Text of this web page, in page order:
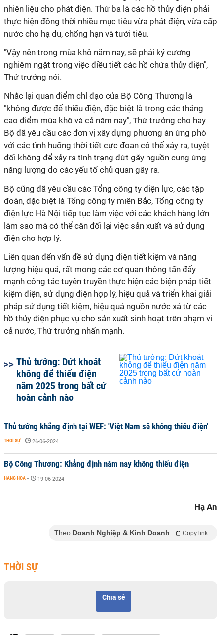
nhiên liệu cho phát điện. Thứ ba là các hồ thủy điện phải
thực hiện đồng thời nhiều mục tiêu vừa phát điện, vừa cấp
nước cho hạ du, chống hạn và tưới tiêu.
"Vậy nên trong mùa khô năm nay, sẽ phải kỷ cương
nghiêm ngặt trong việc điều tiết các hồ chứa thủy điện",
Thứ trưởng nói.
Nhắc lại quan điểm chỉ đạo của Bộ Công Thương là
"không được để thiếu điện, đặc biệt là trong các tháng
cao điểm mùa khô và cả năm nay", Thứ trưởng cho hay
Bộ đã yêu cầu các đơn vị xây dựng phương án ứng phó
với các tình huống thời tiết cực đoan có thể xảy ra, tuyệt
đối không để xảy ra tình trạng đứt gãy nguồn cung ứng
năng lượng do các yếu tố chủ quan gây ra.
Bộ cũng đã yêu cầu các Tổng công ty điện lực, các tập
đoàn, đặc biệt là Tổng công ty miền Bắc, Tổng công ty
điện lực Hà Nội tiếp tục làm việc với các khách hàng lớn
làm sao mà có thể cân đối lại việc sản xuất và sử dụng
điện cho hợp lý.
Liên quan đến vấn đề sử dụng điện tiết kiệm và năng
lượng hiệu quả, rất mong các cơ quan thông tấn đẩy
mạnh công tác tuyên truyền thực hiện các biện pháp tiết
kiệm điện, sử dụng điện hợp lý, hiệu quả và triển khai giải
pháp sử dụng tiết kiệm, hiệu quả nguồn nước xả từ các
hồ thủy điện phục vụ cho sản xuất sinh hoạt trên phạm vi
cả nước, Thứ trưởng nhấn mạnh.
Thủ tướng: Dứt khoát
không để thiếu điện
năm 2025 trong bất cứ
hoàn cảnh nào
Thủ tướng khẳng định tại WEF: 'Việt Nam sẽ không thiếu điện'
THỜI SỰ - 26-06-2024
Bộ Công Thương: Khẳng định năm nay không thiếu điện
HÀNG HÓA - 19-06-2024
Hạ An
Theo Doanh Nghiệp & Kinh Doanh Copy link
THỜI SỰ
Chia sẻ